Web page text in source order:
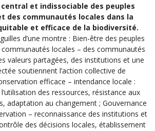
central et indissociable des peuples
des communautés locales dans la
et efficace de la biodiversité.
d’une montre : Bien-être des peuples
locales – des communautés
valeurs partagées, des institutions et une
soutiennent l’action collective de
efficace – intendance locale :
des ressources, résistance aux
adaptation au changement ; Gouvernance
– reconnaissance des institutions et
des décisions locales, établissement